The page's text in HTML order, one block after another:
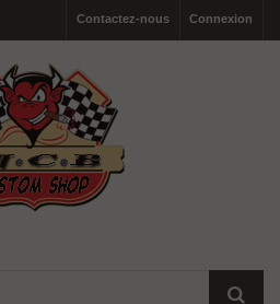
Connexion
Contactez-nous